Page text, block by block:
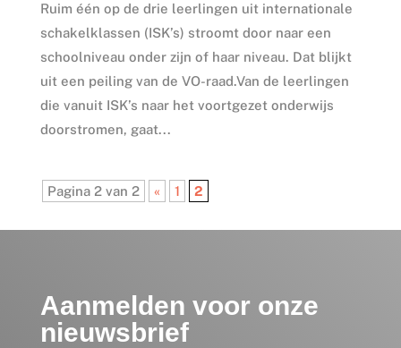
Ruim één op de drie leerlingen uit internationale
schakelklassen (ISK’s) stroomt door naar een
schoolniveau onder zijn of haar niveau. Dat blijkt
uit een peiling van de VO-raad.Van de leerlingen
die vanuit ISK’s naar het voortgezet onderwijs
doorstromen, gaat...
Pagina 2 van 2 « 1 2
Aanmelden voor onze
nieuwsbrief